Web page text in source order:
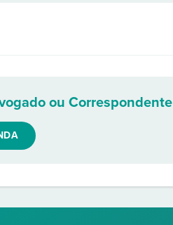
ou Correspondente